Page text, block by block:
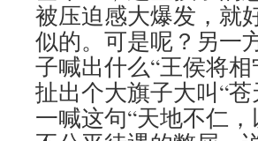
被压迫感大爆发，就
似的。可是呢？另一
子喊出什么“王侯将
扯出个大旗子大叫“
一喊这句“天地不仁